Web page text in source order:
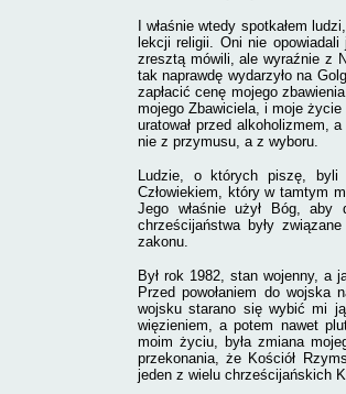
I właśnie wtedy spotkałem
lekcji religii. Oni nie
zresztą mówili, ale wyraźnie z
tak naprawdę wydarzyło na
zapłacić cenę mojego
mojego Zbawiciela, i moje życie
uratował przed alkoholizmem,
nie z przymusu, a z wyboru.
Ludzie, o których piszę, byli
Człowiekiem, który w tamtym
Jego właśnie użył Bóg,
chrześcijaństwa były
zakonu.
Był rok 1982, stan wojenny, a
Przed powołaniem do wojska
wojsku starano się wybić mi
więzieniem, a potem nawet
moim życiu, była zmiana
przekonania, że Kościół
jeden z wielu chrześcijańskich